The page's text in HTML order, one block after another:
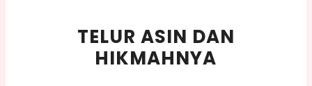
TELUR ASIN DAN
HIKMAHNYA